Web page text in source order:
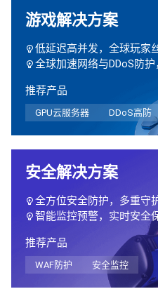
游戏解决方案
低延迟高并发，全球玩家
全球加速网络与DDoS防
推荐产品
GPU云服务器 DDoS高防
安全解决方案
全方位安全防护，多重守
智能监控预警，实时安全
推荐产品
WAF防护 安全监控